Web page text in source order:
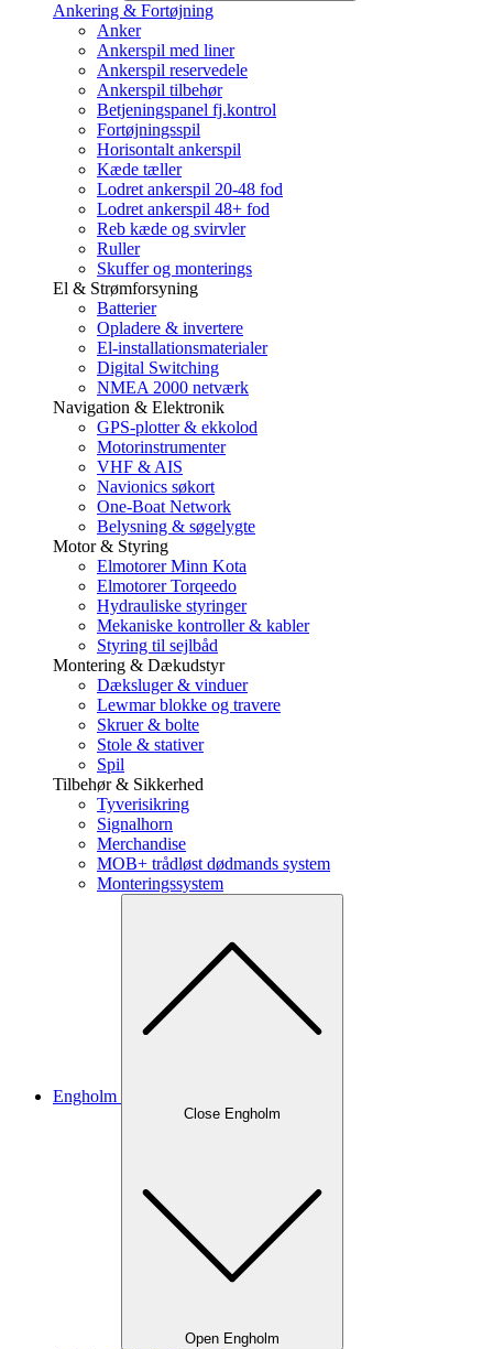
Ankering & Fortøjning
Anker
Ankerspil med liner
Ankerspil reservedele
Ankerspil tilbehør
Betjeningspanel fj.kontrol
Fortøjningsspil
Horisontalt ankerspil
Kæde tæller
Lodret ankerspil 20-48 fod
Lodret ankerspil 48+ fod
Reb kæde og svirvler
Ruller
Skuffer og monterings
El & Strømforsyning
Batterier
Opladere & invertere
El-installationsmaterialer
Digital Switching
NMEA 2000 netværk
Navigation & Elektronik
GPS-plotter & ekkolod
Motorinstrumenter
VHF & AIS
Navionics søkort
One-Boat Network
Belysning & søgelygte
Motor & Styring
Elmotorer Minn Kota
Elmotorer Torqeedo
Hydrauliske styringer
Mekaniske kontroller & kabler
Styring til sejlbåd
Montering & Dækudstyr
Dæksluger & vinduer
Lewmar blokke og travere
Skruer & bolte
Stole & stativer
Spil
Tilbehør & Sikkerhed
Tyverisikring
Signalhorn
Merchandise
MOB+ trådløst dødmands system
Monteringssystem
Engholm
Close Engholm
Open Engholm